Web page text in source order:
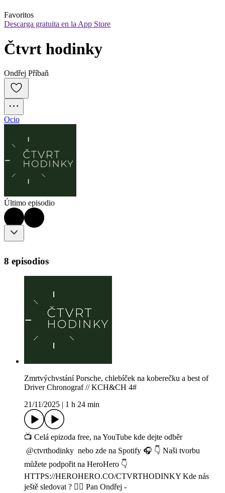
Favoritos
Descarga gratuita en la App Store
Čtvrt hodinky
Ondřej Příbaň
Ocio
Último episodio
8 episodios
Zmrtvýchvstání Porsche, chlebíček na koberečku a best of
Driver Chronograf // KCH&CH 4#
21/11/2025
1 h 24 min
📺 Celá epizoda free, na YouTube kde dejte odběr
@ctvrthodinky nebo zde na Spotify 🎧 👇 Naši tvorbu
můžete podpořit na HeroHero 👇
HTTPS://HEROHERO.CO/CTVRTHODINKY Kde nás
ještě sledovat ? 🧔‍♂️ Pan Ondřej -